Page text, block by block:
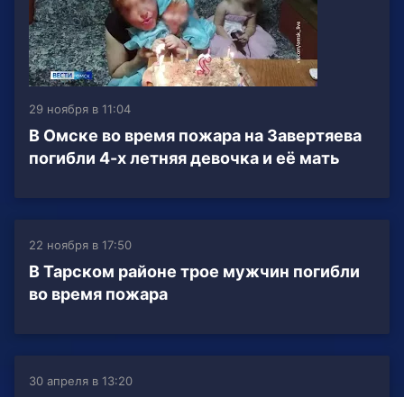
29 ноября в 11:04
В Омске во время пожара на Завертяева
погибли 4-х летняя девочка и её мать
22 ноября в 17:50
В Тарском районе трое мужчин погибли
во время пожара
30 апреля в 13:20